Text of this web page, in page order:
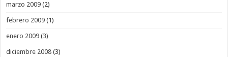
marzo 2009 (2)
febrero 2009 (1)
enero 2009 (3)
diciembre 2008 (3)